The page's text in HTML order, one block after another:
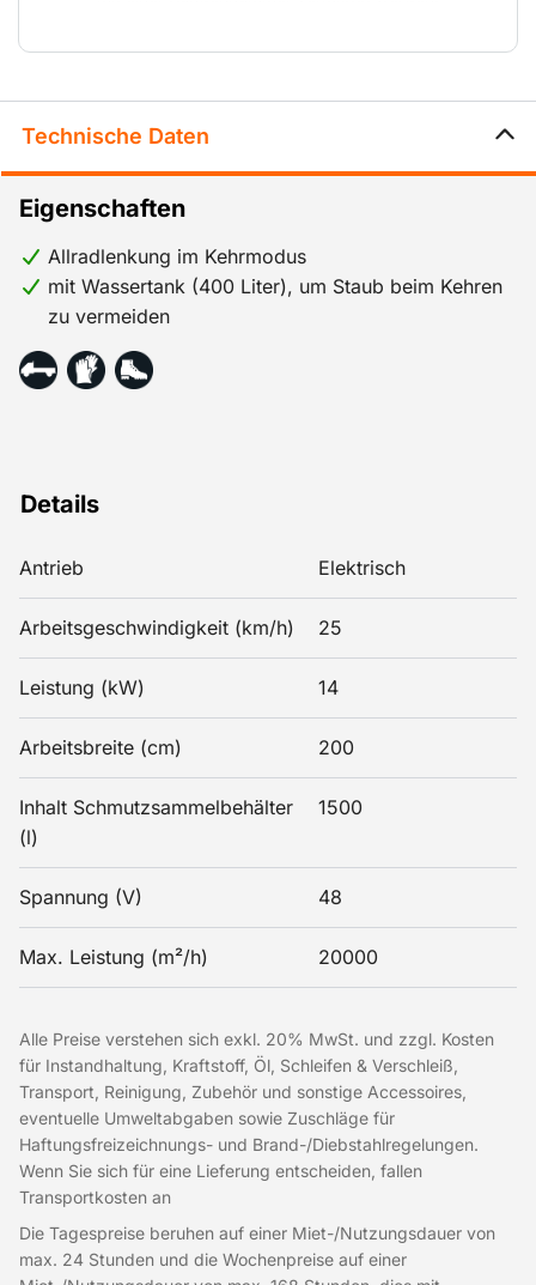
Technische Daten
Details
Antrieb Elektrisch
Arbeitsgeschwindigkeit (km/h) 25
Leistung (kW) 14
Arbeitsbreite (cm) 200
Inhalt Schmutzsammelbehälter
(l)
1500
Spannung (V) 48
Max. Leistung (m²/h) 20000
Eigenschaften
Allradlenkung im Kehrmodus
mit Wassertank (400 Liter), um Staub beim Kehren
zu vermeiden
Alle Preise verstehen sich exkl. 20% MwSt. und zzgl. Kosten
für Instandhaltung, Kraftstoff, Öl, Schleifen & Verschleiß,
Transport, Reinigung, Zubehör und sonstige Accessoires,
eventuelle Umweltabgaben sowie Zuschläge für
Haftungsfreizeichnungs- und Brand-/Diebstahlregelungen.
Wenn Sie sich für eine Lieferung entscheiden, fallen
Transportkosten an
Die Tagespreise beruhen auf einer Miet-/Nutzungsdauer von
max. 24 Stunden und die Wochenpreise auf einer